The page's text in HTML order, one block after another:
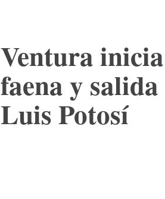
Ventura
faena y
Luis Potosí